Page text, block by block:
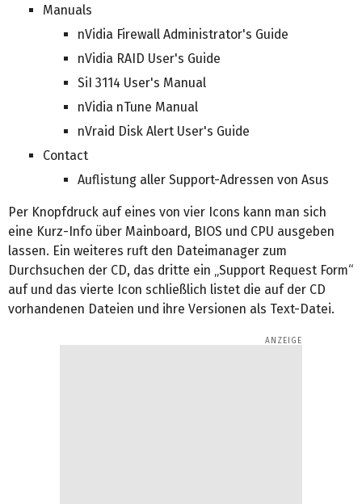
Manuals
nVidia Firewall Administrator's Guide
nVidia RAID User's Guide
SiI 3114 User's Manual
nVidia nTune Manual
nVraid Disk Alert User's Guide
Contact
Auflistung aller Support-Adressen von Asus
Per Knopfdruck auf eines von vier Icons kann man sich
eine Kurz-Info über Mainboard, BIOS und CPU ausgeben
lassen. Ein weiteres ruft den Dateimanager zum
Durchsuchen der CD, das dritte ein „Support Request Form“
auf und das vierte Icon schließlich listet die auf der CD
vorhandenen Dateien und ihre Versionen als Text-Datei.